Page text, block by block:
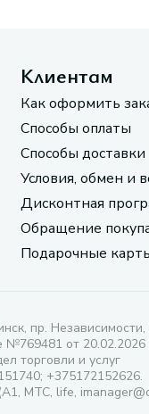
Клиентам
Как оформить
Способы оплаты
Способы доставки
Условия, обмен и
Дисконтная
Обращение
Подарочные
пр.
№769481 от
торговли и услуг
+375172152626.
МТС, life,